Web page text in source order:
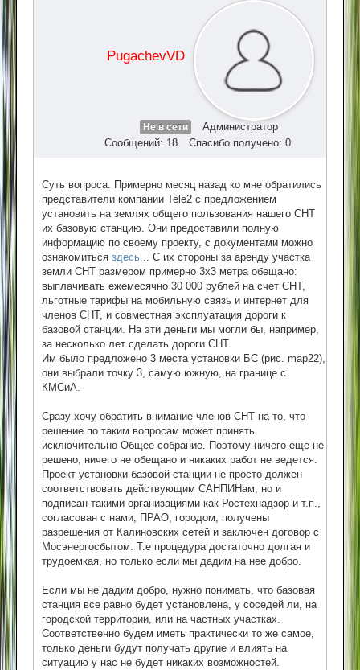
PugachevVD
Не в сети
Администратор
Сообщений: 18
Спасибо получено: 0
Суть вопроса. Примерно месяц назад ко мне обратились
представители компании Tele2 с предложением
установить на землях общего пользования нашего СНТ
их базовую станцию. Они предоставили полную
информацию по своему проекту, с документами можно
ознакомиться здесь .. С их стороны за аренду участка
земли СНТ размером примерно 3х3 метра обещано:
выплачивать ежемесячно 30 000 рублей на счет СНТ,
льготные тарифы на мобильную связь и интернет для
членов СНТ, и совместная эксплуатация дороги к
базовой станции. На эти деньги мы могли бы, например,
за несколько лет сделать дороги СНТ.
Им было предложено 3 места установки БС (рис. map22),
они выбрали точку 3, самую южную, на границе с
КМСиА.
Сразу хочу обратить внимание членов СНТ на то, что
решение по таким вопросам может принять
исключительно Общее собрание. Поэтому ничего еще не
решено, ничего не обещано и никаких работ не ведется.
Проект установки базовой станции не просто должен
соответствовать действующим САНПИНам, но и
подписан такими организациями как Ростехнадзор и т.п.,
согласован с нами, ПРАО, городом, получены
разрешения от Калиновских сетей и заключен договор с
Мосэнергосбытом. Т.е процедура достаточно долгая и
трудоемкая, но только если мы дадим на нее добро.
Если мы не дадим добро, нужно понимать, что базовая
станция все равно будет установлена, у соседей ли, на
городской территории, или на частных участках.
Соответственно будем иметь практически то же самое,
только деньги будут получать другие и влиять на
ситуацию у нас не будет никаких возможностей.